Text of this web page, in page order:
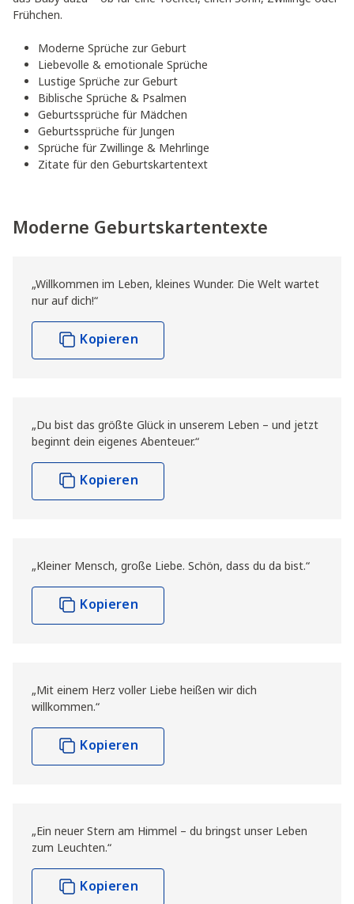
Frühchen.
Moderne Sprüche zur Geburt
Liebevolle & emotionale Sprüche
Lustige Sprüche zur Geburt
Biblische Sprüche & Psalmen
Geburtssprüche für Mädchen
Geburtssprüche für Jungen
Sprüche für Zwillinge & Mehrlinge
Zitate für den Geburtskartentext
Moderne Geburtskartentexte
„Willkommen im Leben, kleines Wunder. Die Welt wartet
nur auf dich!“
Kopieren
„Du bist das größte Glück in unserem Leben – und jetzt
beginnt dein eigenes Abenteuer.“
Kopieren
„Kleiner Mensch, große Liebe. Schön, dass du da bist.“
Kopieren
„Mit einem Herz voller Liebe heißen wir dich
willkommen.“
Kopieren
„Ein neuer Stern am Himmel – du bringst unser Leben
zum Leuchten.“
Kopieren